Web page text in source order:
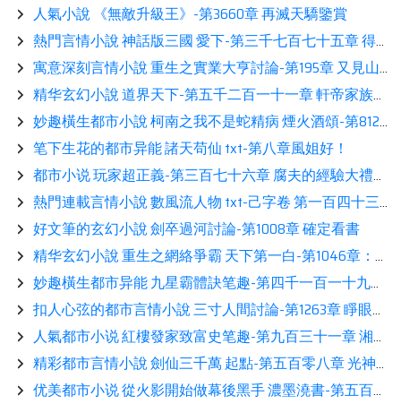
人氣小說 《無敵升級王》-第3660章 再滅天驕鑒賞
熱門言情小說 神話版三國 愛下-第三千七百七十五章 得與失相伴
寓意深刻言情小說 重生之實業大亨討論-第195章 又見山寨大軍（求訂閱）
精华玄幻小說 道界天下-第五千二百一十一章 軒帝家族閲讀
妙趣橫生都市小說 柯南之我不是蛇精病 煙火酒頌-第812章 惹不起，惹不起閲讀
笔下生花的都市异能 諸天苟仙 txt-第八章風姐好！
都市小说 玩家超正義-第三百七十六章 腐夫的經驗大禮包熱推
熱門連載言情小說 數風流人物 txt-己字卷 第一百四十三節 良言難勸，入彀讀書
好文筆的玄幻小說 劍卒過河討論-第1008章 確定看書
精华玄幻小說 重生之網絡爭霸 天下第一白-第1046章：諾基亞N95只配給超級梨子提鞋
妙趣橫生都市异能 九星霸體訣笔趣-第四千一百一十九章 玲瓏世界
扣人心弦的都市言情小說 三寸人間討論-第1263章 睜眼！讀書
人氣都市小说 紅樓發家致富史笔趣-第九百三十一章 湘雲之喜熱推
精彩都市言情小說 劍仙三千萬 起點-第五百零八章 光神鑒賞
优美都市小说 從火影開始做幕後黑手 濃墨澆書-第五百六十八章 我問的是誰是曉的成員…而不是誰不是曉的成員！展示